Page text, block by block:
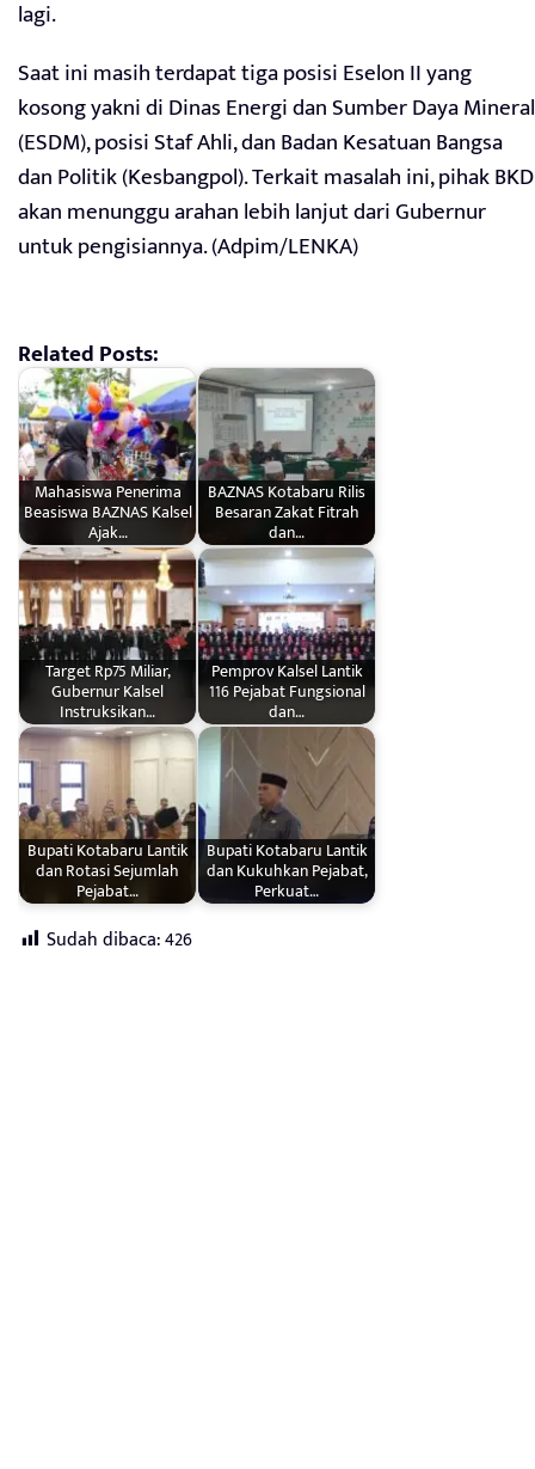
lagi.
Saat ini masih terdapat tiga posisi Eselon II yang
kosong yakni di Dinas Energi dan Sumber Daya Mineral
(ESDM), posisi Staf Ahli, dan Badan Kesatuan Bangsa
dan Politik (Kesbangpol). Terkait masalah ini, pihak BKD
akan menunggu arahan lebih lanjut dari Gubernur
untuk pengisiannya. (Adpim/LENKA)
Related Posts:
Mahasiswa Penerima
Beasiswa BAZNAS Kalsel
Ajak…
BAZNAS Kotabaru Rilis
Besaran Zakat Fitrah
dan…
Target Rp75 Miliar,
Gubernur Kalsel
Instruksikan…
Pemprov Kalsel Lantik
116 Pejabat Fungsional
dan…
Bupati Kotabaru Lantik
dan Rotasi Sejumlah
Pejabat…
Bupati Kotabaru Lantik
dan Kukuhkan Pejabat,
Perkuat…
Sudah dibaca:426